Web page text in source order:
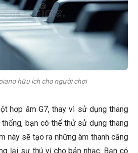
hữu ích cho người chơi
hợp âm G7, thay vì sử dụng thang
bạn có thể thử sử dụng thang
này sẽ tạo ra những âm thanh căng
lại sự thú vị cho bản nhạc. Bạn có